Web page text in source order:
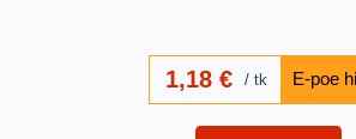
1,18€ tk